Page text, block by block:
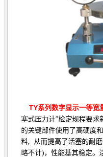
TY系列数字显示一等宽
塞式压力计”检定规程要
的关键部件使用了高硬度
料
从而提高了活塞的耐
略不计) ，性能基其稳定。